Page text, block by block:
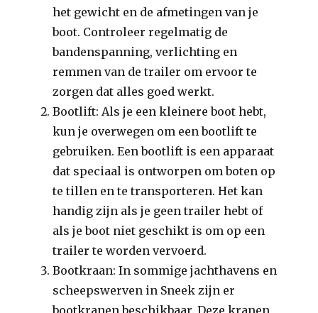
het gewicht en de afmetingen van je
boot. Controleer regelmatig de
bandenspanning, verlichting en
remmen van de trailer om ervoor te
zorgen dat alles goed werkt.
Bootlift: Als je een kleinere boot hebt,
kun je overwegen om een bootlift te
gebruiken. Een bootlift is een apparaat
dat speciaal is ontworpen om boten op
te tillen en te transporteren. Het kan
handig zijn als je geen trailer hebt of
als je boot niet geschikt is om op een
trailer te worden vervoerd.
Bootkraan: In sommige jachthavens en
scheepswerven in Sneek zijn er
bootkranen beschikbaar. Deze kranen